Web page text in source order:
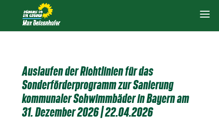
Auslaufen der Richtlinien für das
Sonderförderprogramm zur Sanierung
kommunaler Schwimmbäder in Bayern am
31. Dezember 2026 | 22.04.2026